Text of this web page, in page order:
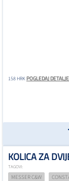
158 HRKPOGLEDAJ
KOLICA ZA
TAGOVI:
MESSER C&W